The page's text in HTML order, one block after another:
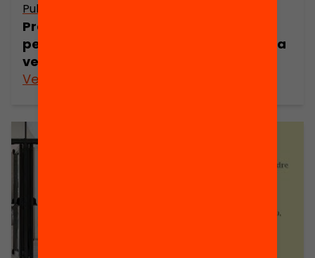
Publicació
Presentació: Quines estratègies calen
per atendre la diversitat d’una manera
veritablement inclusiva?
Veure’n més